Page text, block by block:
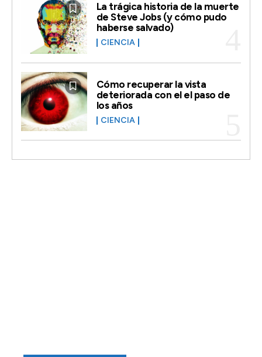
La trágica historia de la muerte
de Steve Jobs (y cómo pudo
haberse salvado)
CIENCIA
Cómo recuperar la vista
deteriorada con el el paso de
los años
CIENCIA